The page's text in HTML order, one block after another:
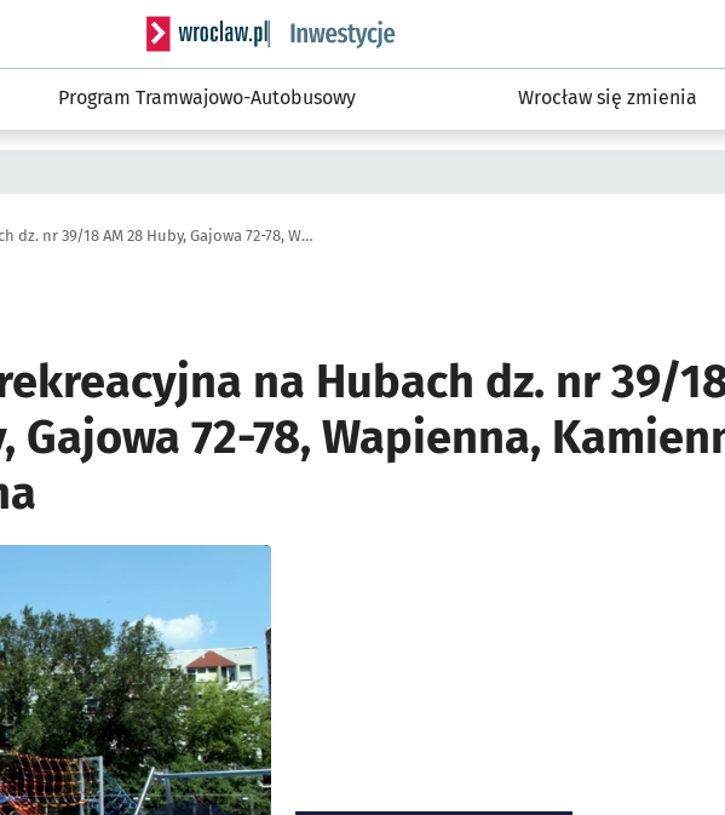
Serwis informacyjny wroclaw.pl podserwis: #InwestycjeWRO -
Program Tramwajowo-Autobusowy Wrocław się zmienia
Przestrzeń rekreacyjna na Hubach dz. nr 39/18 AM 28 Huby, Gajowa 72-78, Wapienna, Kamienna, Przestrzenna
na Hubach dz. nr 39/
Gajowa 72-78, Wapienna,